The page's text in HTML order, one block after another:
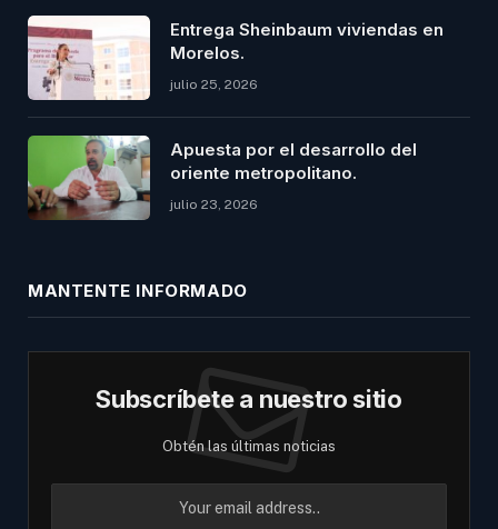
Entrega Sheinbaum viviendas en
Morelos.
julio 25, 2026
Apuesta por el desarrollo del
oriente metropolitano.
julio 23, 2026
MANTENTE INFORMADO
Subscríbete a nuestro sitio
Obtén las últimas noticias